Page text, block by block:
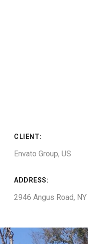
CLIENT:
Envato Group, US
ADDRESS:
2946 Angus Road, NY